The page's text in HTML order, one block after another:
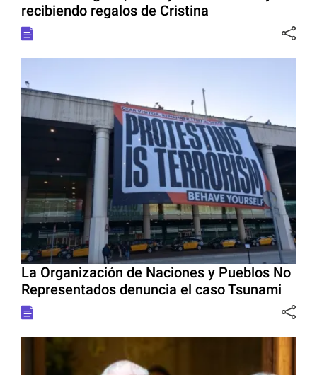
recibiendo regalos de Cristina
La Organización de Naciones y Pueblos No
Representados denuncia el caso Tsunami